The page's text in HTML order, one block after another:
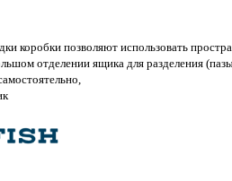
коробки позволяют использовать
отделении ящика для разделения